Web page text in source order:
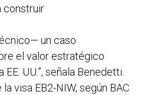
construir
un caso
el valor estratégico
UU.”, señala Benedetti.
visa EB2-NIW, según BAC